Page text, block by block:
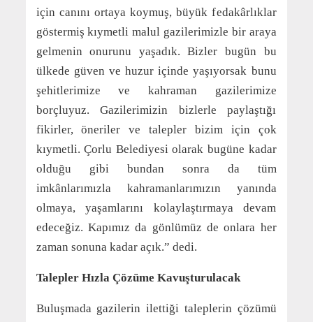
için canını ortaya koymuş, büyük fedakârlıklar
göstermiş kıymetli malul gazilerimizle bir araya
gelmenin onurunu yaşadık. Bizler bugün bu
ülkede güven ve huzur içinde yaşıyorsak bunu
şehitlerimize ve kahraman gazilerimize
borçluyuz. Gazilerimizin bizlerle paylaştığı
fikirler, öneriler ve talepler bizim için çok
kıymetli. Çorlu Belediyesi olarak bugüne kadar
olduğu gibi bundan sonra da tüm
imkânlarımızla kahramanlarımızın yanında
olmaya, yaşamlarını kolaylaştırmaya devam
edeceğiz. Kapımız da gönlümüz de onlara her
zaman sonuna kadar açık.” dedi.
Talepler Hızla Çözüme Kavuşturulacak
Buluşmada gazilerin ilettiği taleplerin çözümü